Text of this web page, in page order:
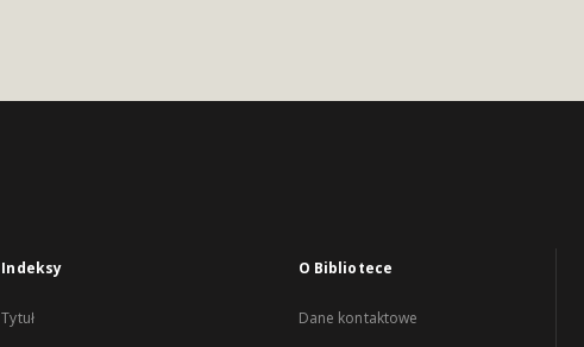
Indeksy
Tytuł
O Bibliotece
Dane kontaktowe